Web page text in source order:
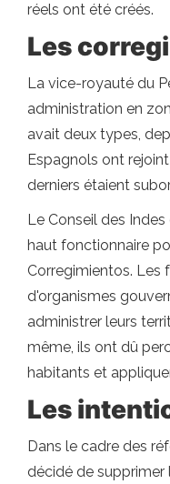
réels ont été créés.
Les
La vice-royauté du
administration en
avait deux types,
Espagnols ont
derniers étaient
Le Conseil des
haut fonctionnaire
Corregimientos.
d'organismes
administrer leurs
même, ils ont dû
habitants et
Les
Dans le cadre des
décidé de supprimer